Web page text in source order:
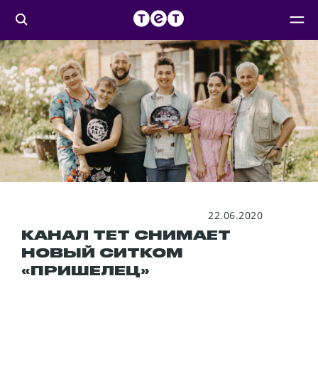
22.06.2020
КАНАЛ ТЕТ СНИМАЕТ
НОВЫЙ СИТКОМ
«ПРИШЕЛЕЦ»